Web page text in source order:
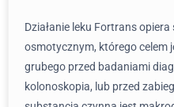
Działanie leku Fortrans
osmotycznym, którego celem
grubego przed badaniami
kolonoskopia, lub przed